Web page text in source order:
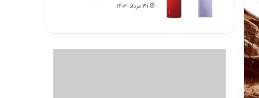
31 مرداد 1403